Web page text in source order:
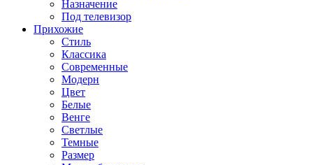
Назначение
Под телевизор
Прихожие
Стиль
Классика
Современные
Модерн
Цвет
Белые
Венге
Светлые
Темные
Размер